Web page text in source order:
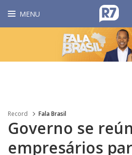
MENU
Record Fala Brasil
Governo se
empresários